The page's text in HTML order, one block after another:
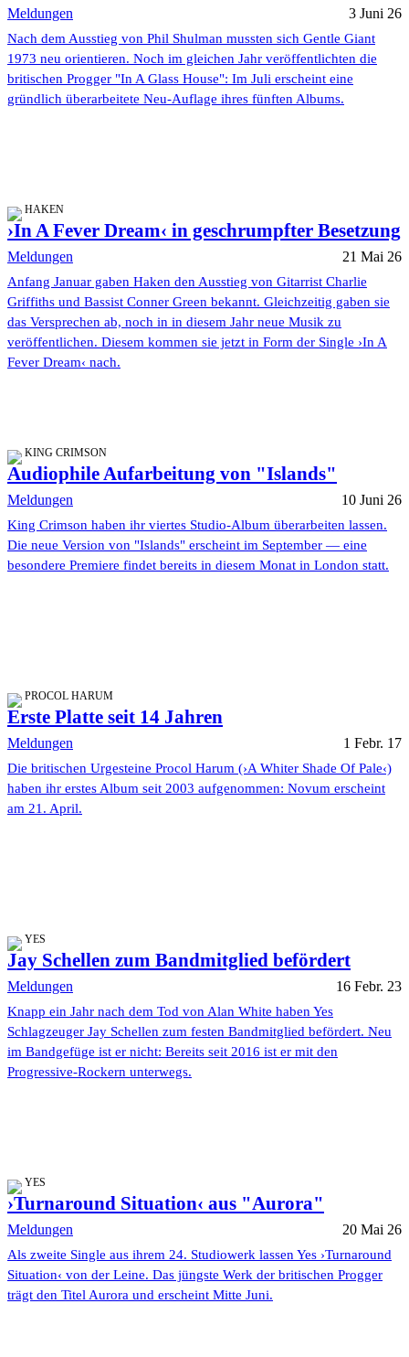
Meldungen 3 Juni 26
Nach dem Ausstieg von Phil Shulman mussten sich Gentle Giant
1973 neu orientieren. Noch im gleichen Jahr veröffentlichten die
britischen Progger "In A Glass House": Im Juli erscheint eine
gründlich überarbeitete Neu-Auflage ihres fünften Albums.
HAKEN
›In A Fever Dream‹ in geschrumpfter Besetzung
Meldungen 21 Mai 26
Anfang Januar gaben Haken den Ausstieg von Gitarrist Charlie
Griffiths und Bassist Conner Green bekannt. Gleichzeitig gaben sie
das Versprechen ab, noch in in diesem Jahr neue Musik zu
veröffentlichen. Diesem kommen sie jetzt in Form der Single ›In A
Fever Dream‹ nach.
KING CRIMSON
Audiophile Aufarbeitung von "Islands"
Meldungen 10 Juni 26
King Crimson haben ihr viertes Studio-Album überarbeiten lassen.
Die neue Version von "Islands" erscheint im September — eine
besondere Premiere findet bereits in diesem Monat in London statt.
PROCOL HARUM
Erste Platte seit 14 Jahren
Meldungen 1 Febr. 17
Die britischen Urgesteine Procol Harum (›A Whiter Shade Of Pale‹)
haben ihr erstes Album seit 2003 aufgenommen: Novum erscheint
am 21. April.
YES
Jay Schellen zum Bandmitglied befördert
Meldungen 16 Febr. 23
Knapp ein Jahr nach dem Tod von Alan White haben Yes
Schlagzeuger Jay Schellen zum festen Bandmitglied befördert. Neu
im Bandgefüge ist er nicht: Bereits seit 2016 ist er mit den
Progressive-Rockern unterwegs.
YES
›Turnaround Situation‹ aus "Aurora"
Meldungen 20 Mai 26
Als zweite Single aus ihrem 24. Studiowerk lassen Yes ›Turnaround
Situation‹ von der Leine. Das jüngste Werk der britischen Progger
trägt den Titel Aurora und erscheint Mitte Juni.